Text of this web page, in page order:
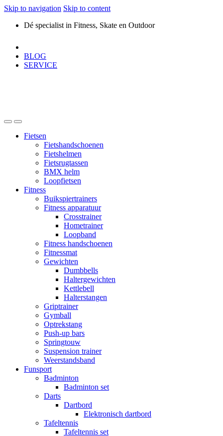
Skip to navigation Skip to content
Dé specialist in Fitness, Skate en Outdoor
BLOG
SERVICE
Fietsen
Fietshandschoenen
Fietshelmen
Fietsrugtassen
BMX helm
Loopfietsen
Fitness
Buikspiertrainers
Fitness apparatuur
Crosstrainer
Hometrainer
Loopband
Fitness handschoenen
Fitnessmat
Gewichten
Dumbbells
Haltergewichten
Kettlebell
Halterstangen
Griptrainer
Gymball
Optrekstang
Push-up bars
Springtouw
Suspension trainer
Weerstandsband
Funsport
Badminton
Badminton set
Darts
Dartbord
Elektronisch dartbord
Tafeltennis
Tafeltennis set